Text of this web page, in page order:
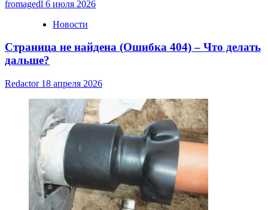
fromagedl 6 июля 2026
Новости
Страница не найдена (Ошибка 404) – Что делать
дальше?
Redactor 18 апреля 2026